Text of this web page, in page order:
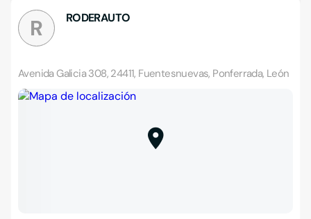
R RODERAUTO
Avenida Galicia 308, 24411, Fuentesnuevas, Ponferrada, León